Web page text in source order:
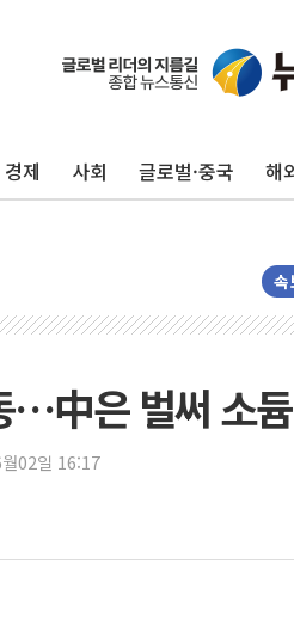
경제 사회 글로벌·중국 해
속
…中은 벌써 소
02일 16:17